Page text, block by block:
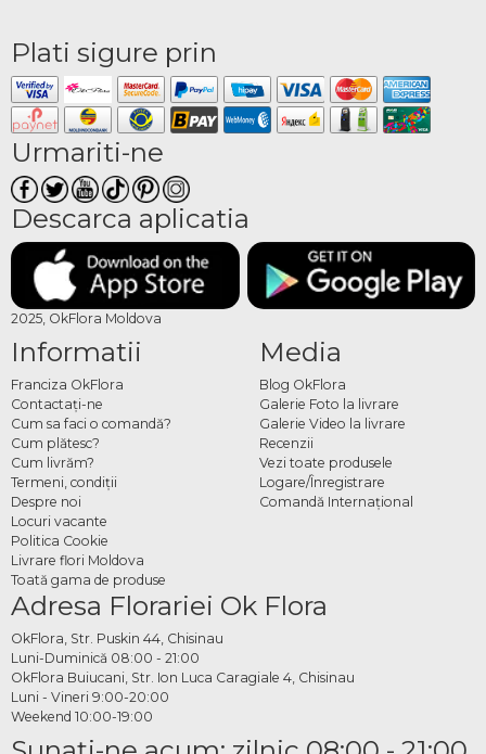
Plati sigure prin
Urmariti-ne
Descarca aplicatia
2025, OkFlora Moldova
Informatii
Franciza OkFlora
Contactaţi-ne
Cum sa faci o comandă?
Cum plătesc?
Cum livrăm?
Termeni, condiţii
Despre noi
Locuri vacante
Politica Cookie
Livrare flori Moldova
Toată gama de produse
Media
Blog OkFlora
Galerie Foto la livrare
Galerie Video la livrare
Recenzii
Vezi toate produsele
Logare/Înregistrare
Comandă Internațional
Adresa Florariei Ok Flora
OkFlora, Str. Puskin 44, Chisinau
Luni-Duminică 08:00 - 21:00
OkFlora Buiucani, Str. Ion Luca Caragiale 4, Chisinau
Luni - Vineri 9:00-20:00
Weekend 10:00-19:00